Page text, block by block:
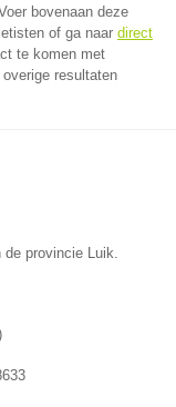
bovenaan deze
of ga naar direct
te komen met
resultaten
de provincie Luik.